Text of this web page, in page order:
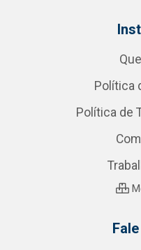
Política
Política de